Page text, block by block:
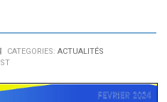
CATEGORIES: ACTUALITÉS